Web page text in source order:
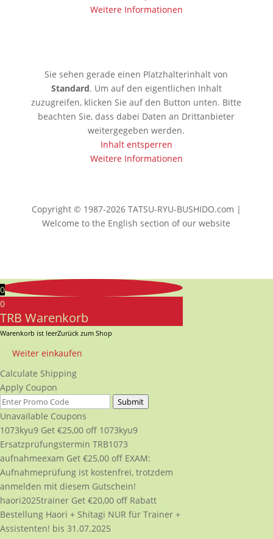
Weitere Informationen
Sie sehen gerade einen Platzhalterinhalt von
Standard. Um auf den eigentlichen Inhalt
zuzugreifen, klicken Sie auf den Button unten. Bitte
beachten Sie, dass dabei Daten an Drittanbieter
weitergegeben werden.
Inhalt entsperren
Weitere Informationen
Copyright © 1987-2026 TATSU-RYU-BUSHIDO.com |
Welcome to the English section of our website
0
0
TRB Warenkorb
Warenkorb ist leerZurück zum Shop
Weiter einkaufen
Calculate Shipping
Apply Coupon
Submit
Unavailable Coupons
1073kyu9 Get €25,00 off 1073kyu9
Ersatzprüfungstermin TRB1073
aufnahmeexam Get €25,00 off EXAM:
Aufnahmeprüfung ist kostenfrei, trotzdem
anmelden mit diesem Gutschein!
haori2025trainer Get €20,00 off Rabatt
Bestellung Haori + Shitagi NUR für Trainer +
Assistenten! bis 31.07.2025